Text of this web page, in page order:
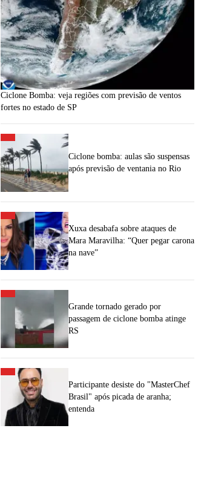
Ciclone Bomba: veja regiões com previsão de ventos
fortes no estado de SP
Ciclone bomba: aulas são suspensas
após previsão de ventania no Rio
Xuxa desabafa sobre ataques de
Mara Maravilha: “Quer pegar carona
na nave”
Grande tornado gerado por
passagem de ciclone bomba atinge
RS
Participante desiste do "MasterChef
Brasil" após picada de aranha;
entenda